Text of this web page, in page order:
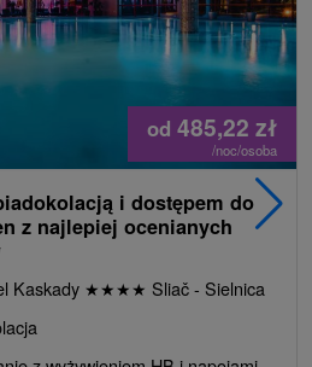
od 485,22 zł
/noc/osoba
i dostępem do
z najlepiej ocenianych
Kaskady ★★★★ Sliač - Sielnica